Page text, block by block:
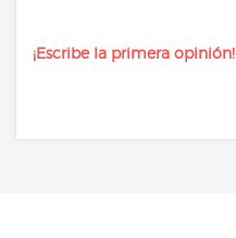
¡Escribe la primera opinión!